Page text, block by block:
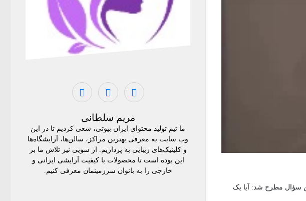
سؤال مطرح شد: آیا یک
مریم سلطانی
ما تیم تولید محتوای ایران بیوتی، سعی کردیم تا در این
وب سایت به معرفی بهترین مراکز، سالن‌ها، آرایشگاه‌ها
و کلینیک‌های زیبایی به پردازیم. از سویی نیز تلاش ما بر
این بوده است تا محصولات با کیفیت آرایشی ایرانی و
خارجی را به بانوان سرزمینمان معرفی کنیم.